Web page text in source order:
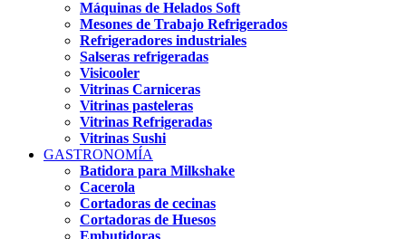
Máquinas de Helados Soft
Mesones de Trabajo Refrigerados
Refrigeradores industriales
Salseras refrigeradas
Visicooler
Vitrinas Carniceras
Vitrinas pasteleras
Vitrinas Refrigeradas
Vitrinas Sushi
GASTRONOMÍA
Batidora para Milkshake
Cacerola
Cortadoras de cecinas
Cortadoras de Huesos
Embutidoras